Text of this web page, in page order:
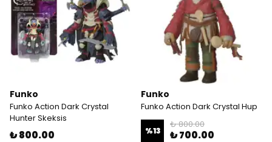
Funko
Funko Action Dark Crystal
Hunter Skeksis
₺ 800.00
Funko
Funko Action Dark Crystal Hup
%13
₺ 800.00
₺ 700.00